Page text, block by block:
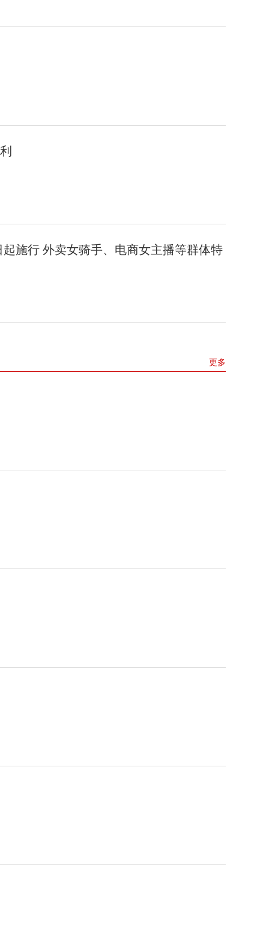
施行 外卖女骑手、电商女主播等群体特
更多